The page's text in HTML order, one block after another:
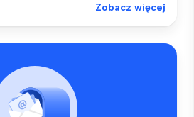
Zobacz więcej